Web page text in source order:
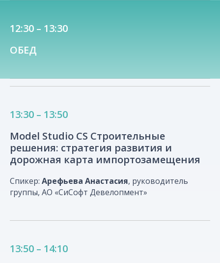
12:30 – 13:30
ОБЕД
13:30 – 13:50
Model Studio CS Строительные
решения: стратегия развития и
дорожная карта импортозамещения
Спикер: Арефьева Анастасия, руководитель
группы, АО «СиСофт Девелопмент»
13:50 – 14:10